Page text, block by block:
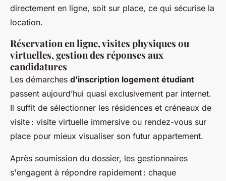
directement en ligne, soit sur place, ce qui sécurise la
location.
Réservation en ligne, visites physiques ou
virtuelles, gestion des réponses aux
candidatures
Les démarches d’inscription logement étudiant
passent aujourd’hui quasi exclusivement par internet.
Il suffit de sélectionner les résidences et créneaux de
visite : visite virtuelle immersive ou rendez-vous sur
place pour mieux visualiser son futur appartement.
Après soumission du dossier, les gestionnaires
s'engagent à répondre rapidement : chaque